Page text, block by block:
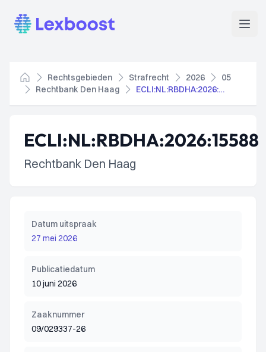
Lexboost
Home
Rechtsgebieden Strafrecht 2026
05
Rechtbank Den Haag
ECLI:NL:RBDHA:2026:15588
ECLI:NL:RBDHA:2026:15588
Rechtbank Den Haag
Datum uitspraak
27 mei 2026
Publicatiedatum
10 juni 2026
Zaaknummer
09/029337-26